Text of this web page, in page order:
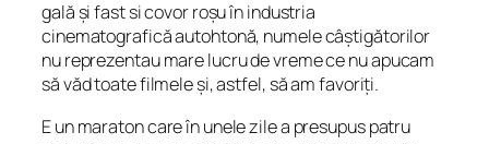
gală și fast si covor roșu în industria
cinematografică autohtonă, numele câștigătorilor
nu reprezentau mare lucru de vreme ce nu apucam
să văd toate filmele și, astfel, să am favoriți.
E un maraton care în unele zile a presupus patru